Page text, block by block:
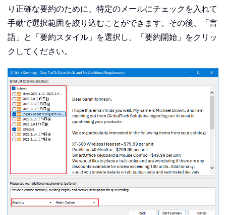
り正確な要約のために、特定のメールにチェックを入れて
手動で選択範囲を絞り込むことができます。その後、「言
語」と「要約スタイル」を選択し、「要約開始」をクリッ
クしてください。